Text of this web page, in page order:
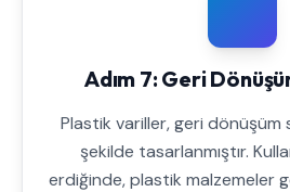
Adım 7: Geri
Plastik variller, geri dönüşüm
şekilde tasarlanmıştır.
erdiğinde, plastik malzemeler